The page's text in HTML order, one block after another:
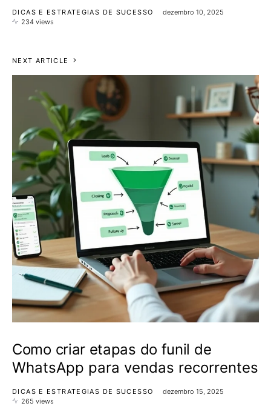
DICAS E ESTRATEGIAS DE SUCESSO
dezembro 10, 2025
234 views
NEXT ARTICLE
Como criar etapas do funil de
WhatsApp para vendas recorrentes
DICAS E ESTRATEGIAS DE SUCESSO
dezembro 15, 2025
265 views